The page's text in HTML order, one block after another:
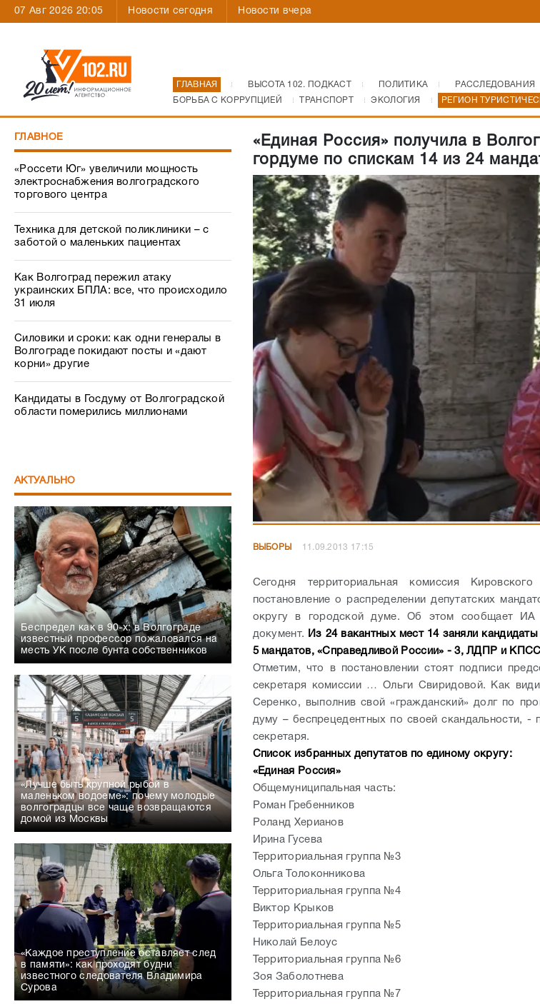
07 Авг 2026 20:05 Новости сегодня Новости вчера
ГЛАВНАЯ ВЫСОТА 102. ПОДКАСТ ПОЛИТИКА РАССЛЕДОВАНИЯ
БОРЬБА С КОРРУПЦИЕЙ
ТРАНСПОРТ ЭКОЛОГИЯ РЕГИОН
ГЛАВНОЕ
«Россети Юг» увеличили мощность
электроснабжения волгоградского
торгового центра
Техника для детской поликлиники – с
заботой о маленьких пациентах
Как Волгоград пережил атаку
украинских БПЛА: все, что происходило
31 июля
Силовики и сроки: как одни генералы в
Волгограде покидают посты и «дают
корни» другие
Кандидаты в Госдуму от Волгоградской
области померились миллионами
АКТУАЛЬНО
Беспредел как в 90-х: в Волгограде
известный профессор пожаловался на
месть УК после бунта собственников
«Лучше быть крупной рыбой в
маленьком водоеме»: почему молодые
волгоградцы все чаще возвращаются
домой из Москвы
«Каждое преступление оставляет след
в памяти»: как проходят будни
известного следователя Владимира
Сурова
«Единая Россия» получила в
гордуме по спискам 14 из 24
ВЫБОРЫ 11.09.2013 17:15
Сегодня территориальная комиссия
постановление о распределении депутатских
округу в городской думе. Об этом сообщает
документ.
Из 24 вакантных мест 14 заняли
5 мандатов, «Справедливой России» - 3, ЛДПР и
Отметим, что в постановлении стоят подписи
секретаря комиссии … Ольги Свиридовой. Как
Серенко, выполнив свой «гражданский» долг по
думу – беспрецедентных по своей скандальности, -
секретаря.
Список избранных депутатов по единому округу:
«Единая Россия»
Общемуниципальная часть:
Роман Гребенников
Роланд Херианов
Ирина Гусева
Территориальная группа №3
Ольга Толоконникова
Территориальная группа №4
Виктор Крыков
Территориальная группа №5
Николай Белоус
Территориальная группа №6
Зоя Заболотнева
Территориальная группа №7